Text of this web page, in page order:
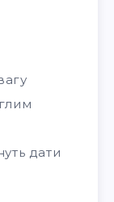
дати